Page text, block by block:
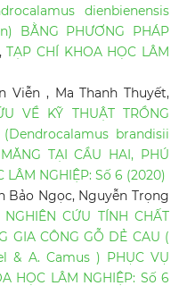
dienbienensis
BẰNG PHƯƠNG PHÁP
,TẠP CHÍ KHOA HỌC LÂM
Viễn , Ma Thanh Thuyết,
VỀ KỸ THUẬT TRỒNG
(Dendrocalamus brandisii
TẠI CẦU HAI, PHÚ
LÂM NGHIỆP: Số 6 (2020)
Bảo Ngọc, Nguyễn Trọng
NGHIÊN CỨU TÍNH CHẤT
GIA CÔNG GỖ DẺ CAU (
& A. Camus ) PHỤC VỤ
HỌC LÂM NGHIỆP: Số 6